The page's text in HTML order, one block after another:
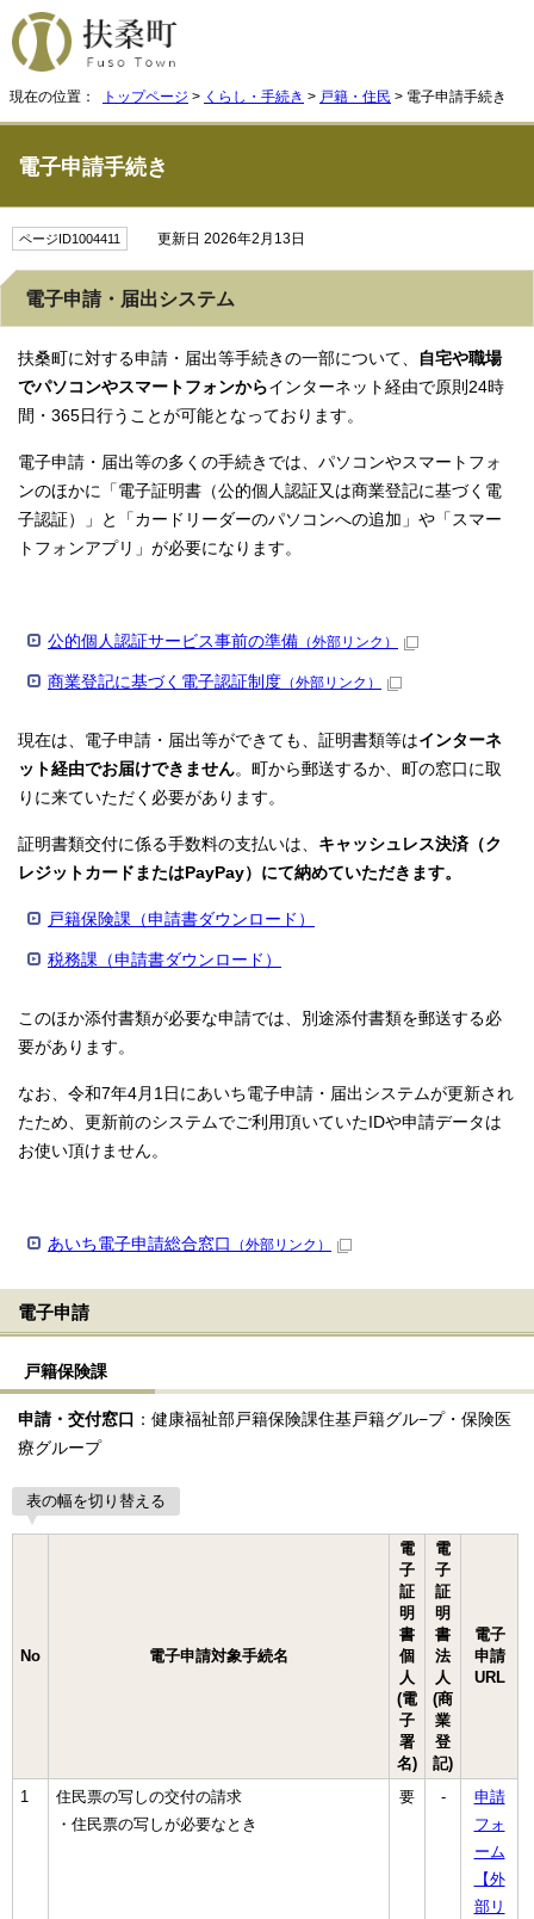
現在の位置： トップページ > くらし・手続き > 戸籍・住民 > 電子申請手続き
電子申請手続き
ページID1004411 更新日 2026年2月13日
電子申請・届出システム
扶桑町に対する申請・届出等手続きの一部について、
自宅や職場
でパソコンやスマートフォンからインターネット経由で原則24時
間・365日行うことが可能となっております。
電子申請・届出等の多くの手続きでは、パソコンやスマートフォ
ンのほかに「電子証明書（公的個人認証又は商業登記に基づく電
子認証）」と「カードリーダーのパソコンへの追加」や「スマー
トフォンアプリ」が必要になります。
公的個人認証サービス事前の準備 （外部リンク）
商業登記に基づく電子認証制度 （外部リンク）
現在は、電子申請・届出等ができても、証明書類等はインターネ
ット経由でお届けできません。町から郵送するか、町の窓口に取
りに来ていただく必要があります。
証明書類交付に係る手数料の支払いは、 キャッシュレス決済（ク
レジットカードまたはPayPay）にて納めていただきます。
戸籍保険課（申請書ダウンロード）
税務課（申請書ダウンロード）
このほか添付書類が必要な申請では、別途添付書類を郵送する必
要があります。
なお、令和7年4月1日にあいち電子申請・届出システムが更新され
たため、更新前のシステムでご利用頂いていたIDや申請データは
お使い頂けません。
あいち電子申請総合窓口 （外部リンク）
電子申請
戸籍保険課
申請・交付窓口 ：健康福祉部戸籍保険課住基戸籍グル−プ・保険医
療グループ
表の幅を切り替える
No 電子申請対象手続名
電
子
証
明
書
個
人
(電
子
署
名)
電
子
証
明
書
法
人
(商
業
登
記)
電子
申請
URL
1
住民票の写しの交付の請求
・住民票の写しが必要なとき
要 -
申請
フォ
ーム
【外
部リ